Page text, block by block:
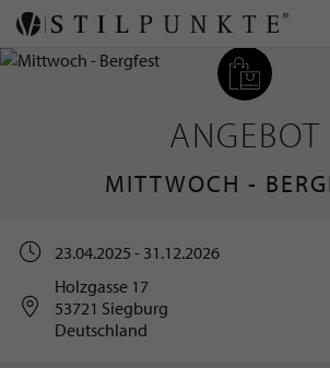
ANGEBOT
MITTWOCH -
23.04.2025 - 31.12.2026
Holzgasse 17
53721 Siegburg
Deutschland